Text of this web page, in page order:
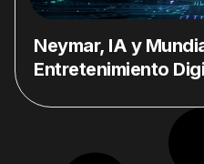
Neymar, IA y
Entretenimiento